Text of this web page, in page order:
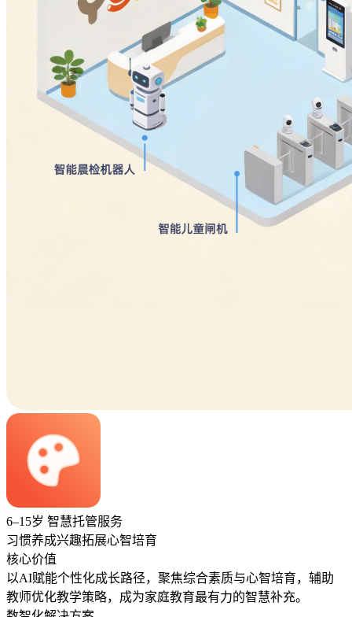
6–15岁 智慧托管服务
习惯养成兴趣拓展心智培育
核心价值
以AI赋能个性化成长路径，聚焦综合素质与心智培育，辅助
教师优化教学策略，成为家庭教育最有力的智慧补充。